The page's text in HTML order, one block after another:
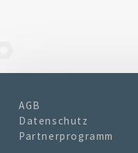
AGB
Datenschutz
Partnerprogramm